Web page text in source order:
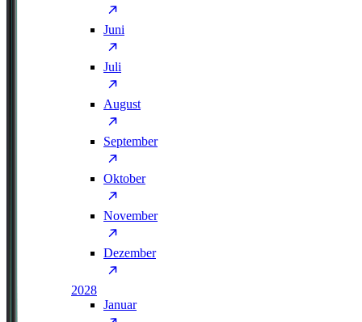
Juni
Juli
August
September
Oktober
November
Dezember
2028
Januar